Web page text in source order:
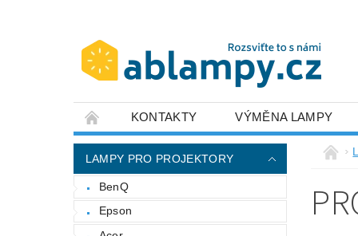
KONTAKTY VÝMĚNA LAMPY
LAMPY PRO PROJEKTORY
BenQ
Epson